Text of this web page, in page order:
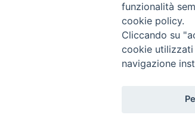
Copyright © 2019 - Tutti i diritti
funzionalità
cookie policy.
Cliccando su
cookie utilizzati
navigazione